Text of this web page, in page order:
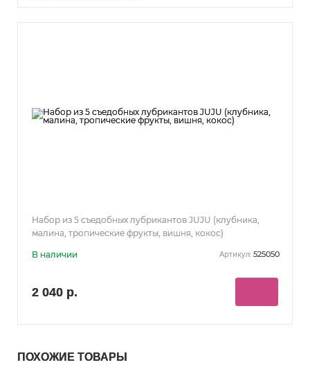
Набор из 5 съедобных лубрикантов JUJU (клубника,
малина, тропические фрукты, вишня, кокос)
В наличии Артикул: 525050
2 040 р.
ПОХОЖИЕ ТОВАРЫ